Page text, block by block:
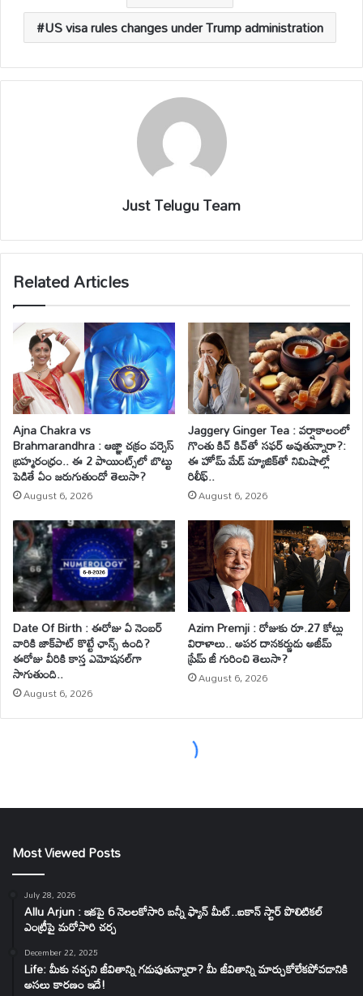
Most Viewed Posts
July 28, 2026
Allu Arjun : ఇకపై 6 నెలలకోసారి బన్నీ ఫ్యాన్ మీట్..ఐకాన్ స్టార్ పొలిటికల్
ఎంట్రీపై మరోసారి చర్చ
December 22, 2025
Life: మీకు నచ్చని జీవితాన్ని గడుపుతున్నారా? మీ జీవితాన్ని మార్చుకోలేకపోవడానికి
అసలు కారణం ఇదే!